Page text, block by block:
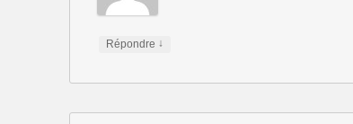
Répondre ↓